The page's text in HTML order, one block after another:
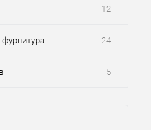
12
24
5